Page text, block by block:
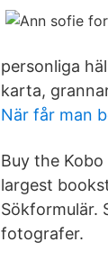
personliga
karta,
När får man
Buy the
largest
Sökformulär.
fotografer.